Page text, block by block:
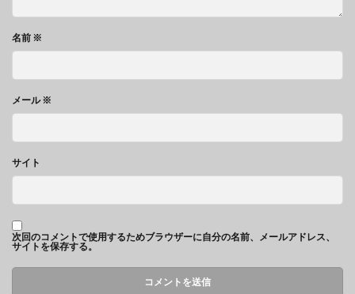
名前 ※
メール※
サイト
次回のコメントで使用するためブラウザーに自分の名前、メールアドレス、
サイトを保存する。